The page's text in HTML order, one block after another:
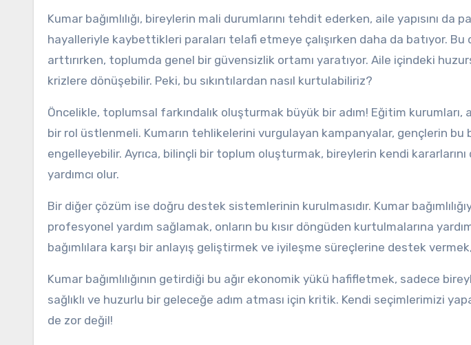
Kumar bağımlılığı, bireylerin mali durumlarını tehdit ederken, aile yapısını
hayalleriyle kaybettikleri paraları telafi etmeye çalışırken daha da batıyor. Bu
arttırırken, toplumda genel bir güvensizlik ortamı yaratıyor. Aile içindeki
krizlere dönüşebilir. Peki, bu sıkıntılardan nasıl kurtulabiliriz?
Öncelikle, toplumsal farkındalık oluşturmak büyük bir adım! Eğitim
bir rol üstlenmeli. Kumarın tehlikelerini vurgulayan kampanyalar, gençlerin bu
engelleyebilir. Ayrıca, bilinçli bir toplum oluşturmak, bireylerin kendi kararlarını
yardımcı olur.
Bir diğer çözüm ise doğru destek sistemlerinin kurulmasıdır. Kumar
profesyonel yardım sağlamak, onların bu kısır döngüden kurtulmalarına
bağımlılara karşı bir anlayış geliştirmek ve iyileşme süreçlerine destek
Kumar bağımlılığının getirdiği bu ağır ekonomik yükü hafifletmek, sadece
sağlıklı ve huzurlu bir geleceğe adım atması için kritik. Kendi seçimlerimizi
de zor değil!